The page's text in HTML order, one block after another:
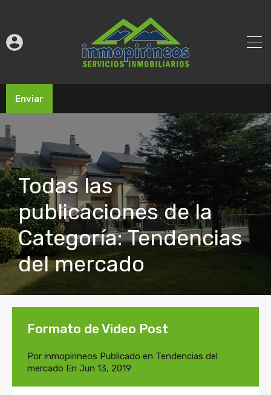
Enviar
Todas las
publicaciones de la
Categoría: Tendencias
del mercado
Formato de Video Post
Por inmopirineos Publicado en Tendencias del
mercado En Jun 13, 2019